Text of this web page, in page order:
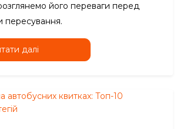
його переваги перед
пересування.
далі